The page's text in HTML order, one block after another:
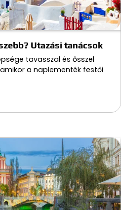
Utazási tanácsok
tavasszal és ősszel
a naplementék festői